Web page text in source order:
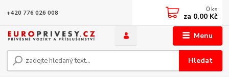
Menu
Hledat
+420 776 026 008 0 ks
za 0,00 Kč